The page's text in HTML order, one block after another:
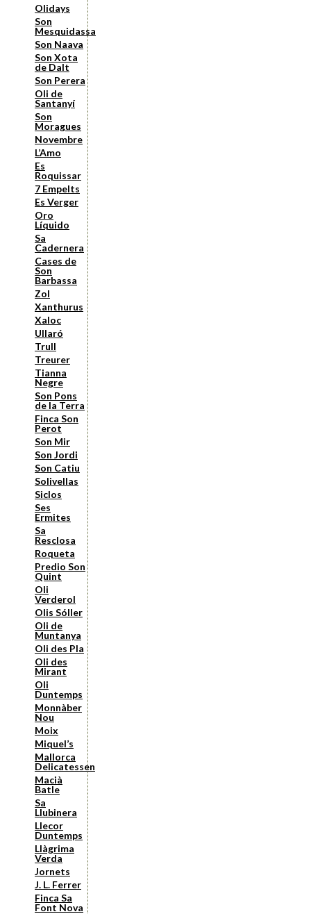
Olidays
Son
Mesquidassa
Son Naava
Son Xota
de Dalt
Son Perera
Oli de
Santanyí
Son
Moragues
Novembre
L’Amo
Es
Roquissar
7 Empelts
Es Verger
Oro
Líquido
Sa
Cadernera
Cases de
Son
Barbassa
Zol
Xanthurus
Xaloc
Ullaró
Trull
Treurer
Tianna
Negre
Son Pons
de la Terra
Finca Son
Perot
Son Mir
Son Jordi
Son Catiu
Solivellas
Siclos
Ses
Ermites
Sa
Resclosa
Roqueta
Predio Son
Quint
Oli
Verderol
Olis Sóller
Oli de
Muntanya
Oli des Pla
Oli des
Mirant
Oli
Duntemps
Monnàber
Nou
Moix
Miquel’s
Mallorca
Delicatessen
Macià
Batle
Sa
Llubinera
Llecor
Duntemps
Llàgrima
Verda
Jornets
J. L. Ferrer
Finca Sa
Font Nova